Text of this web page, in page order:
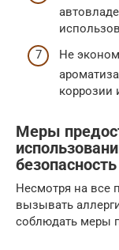
Не
коррозии
Меры
Несмотря на все
вызывать
соблюдать меры